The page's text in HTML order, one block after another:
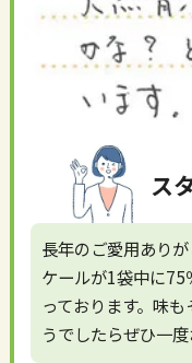
ス
長年のご愛用あり
ケールが1袋中に
っております。味
うでしたらぜひ一